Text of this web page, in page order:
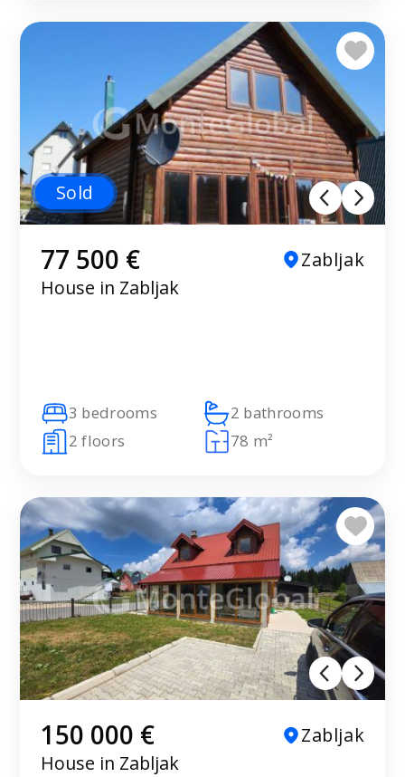
Sold
77 500 €
Zabljak
House in Zabljak
3 bedrooms
2 bathrooms
2 floors
78 m²
150 000 €
Zabljak
House in Zabljak